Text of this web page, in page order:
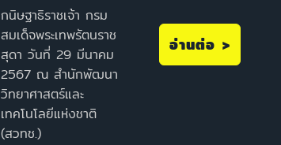
กนิษฐาธิราชเจ้า กรม
สมเด็จพระเทพรัตนราช
สุดา วันที่ 29 มีนาคม
2567 ณ สำนักพัฒนา
วิทยาศาสตร์และ
เทคโนโลยีแห่งชาติ
(สวทช.)
อ่านต่อ >